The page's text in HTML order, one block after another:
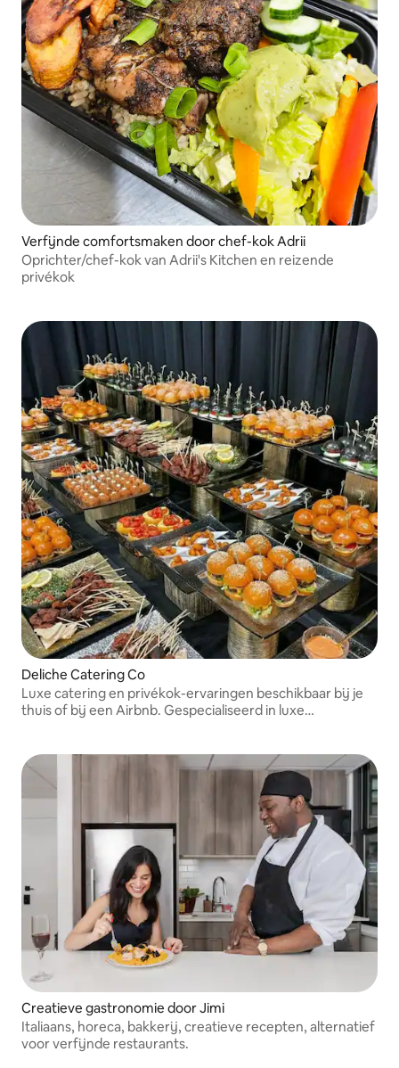
Verfijnde comfortsmaken door chef-kok Adrii
Oprichter/chef-kok van Adrii's Kitchen en reizende
privékok
Deliche Catering Co
Luxe catering en privékok-ervaringen beschikbaar bij je
thuis of bij een Airbnb. Gespecialiseerd in luxe
NJ.
Creatieve gastronomie door Jimi
Italiaans, horeca, bakkerij, creatieve recepten, alternatief
voor verfijnde restaurants.